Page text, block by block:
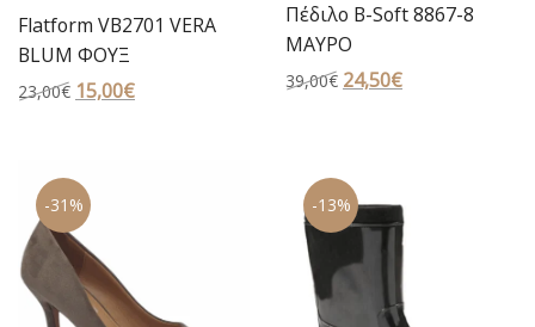
Flatform VB2701 VERA
BLUM ΦΟΥΞ
23,00€ Original
23,00€.
15,00€Η
Πέδιλο B-Soft 8867-8
ΜΑΥΡΟ
39,00€ Original
24,50€Η
-31% -13%